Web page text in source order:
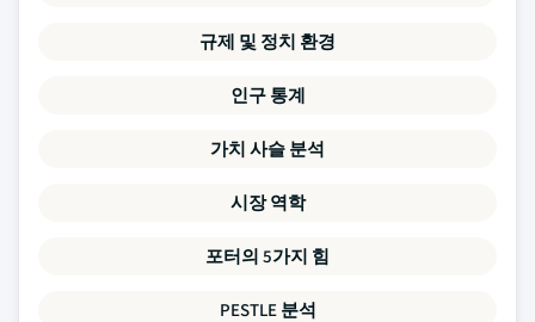
규제 및 정치 환경
인구 통계
가치 사슬 분석
시장 역학
포터의 5가지 힘
PESTLE 분석